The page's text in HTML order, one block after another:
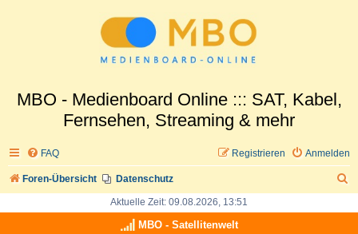
MBO - Medienboard Online ::: SAT, Kabel,
Fernsehen, Streaming & mehr
FAQ Anmelden
Registrieren
Foren-Übersicht Datenschutz
Aktuelle Zeit: 09.08.2026, 13:51
MBO - Satellitenwelt